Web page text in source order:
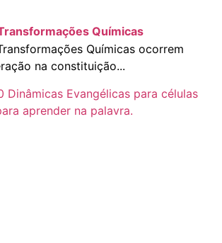
Químicas
Químicas ocorrem
na constituição...